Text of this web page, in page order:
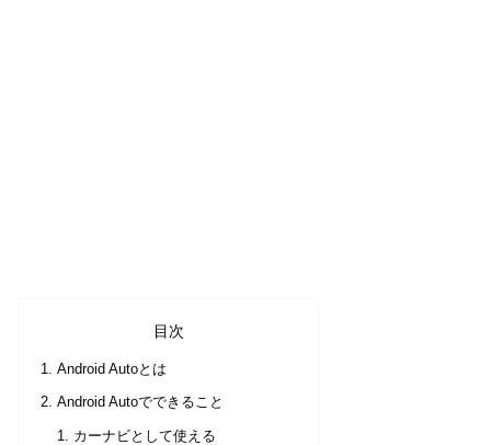
目次
Android Autoとは
Android Autoでできること
カーナビとして使える